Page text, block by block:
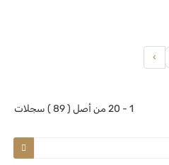
›
1 - 20 من أصل ( 89 ) سجلات